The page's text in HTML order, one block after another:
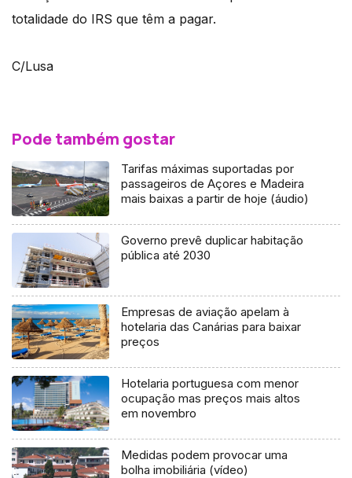
totalidade do IRS que têm a pagar.
C/Lusa
Pode também gostar
Tarifas máximas suportadas por
passageiros de Açores e Madeira
mais baixas a partir de hoje (áudio)
Governo prevê duplicar habitação
pública até 2030
Empresas de aviação apelam à
hotelaria das Canárias para baixar
preços
Hotelaria portuguesa com menor
ocupação mas preços mais altos
em novembro
Medidas podem provocar uma
bolha imobiliária (vídeo)